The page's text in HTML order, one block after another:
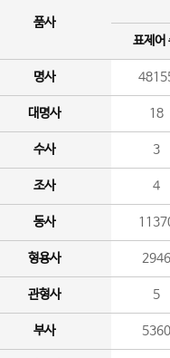
품사
표제어
명사
대명사 18
수사 3
조사 4
동사
형용사 2946
관형사 5
부사 5360